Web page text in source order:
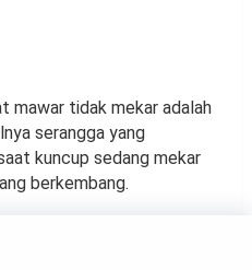
mawar tidak mekar adalah
serangga yang
kuncup sedang mekar
berkembang.